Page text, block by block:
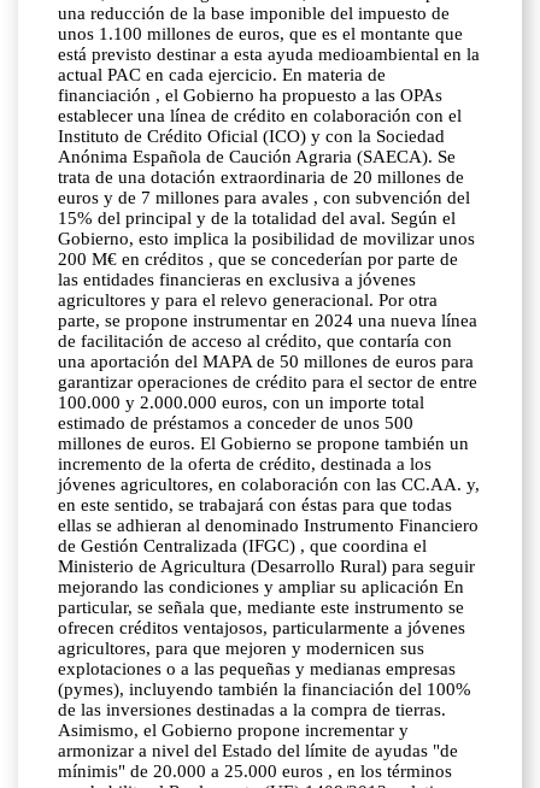
una reducción de la base imponible del impuesto de
unos 1.100 millones de euros, que es el montante que
está previsto destinar a esta ayuda medioambiental en la
actual PAC en cada ejercicio. En materia de
financiación , el Gobierno ha propuesto a las OPAs
establecer una línea de crédito en colaboración con el
Instituto de Crédito Oficial (ICO) y con la Sociedad
Anónima Española de Caución Agraria (SAECA). Se
trata de una dotación extraordinaria de 20 millones de
euros y de 7 millones para avales , con subvención del
15% del principal y de la totalidad del aval. Según el
Gobierno, esto implica la posibilidad de movilizar unos
200 M€ en créditos , que se concederían por parte de
las entidades financieras en exclusiva a jóvenes
agricultores y para el relevo generacional. Por otra
parte, se propone instrumentar en 2024 una nueva línea
de facilitación de acceso al crédito, que contaría con
una aportación del MAPA de 50 millones de euros para
garantizar operaciones de crédito para el sector de entre
100.000 y 2.000.000 euros, con un importe total
estimado de préstamos a conceder de unos 500
millones de euros. El Gobierno se propone también un
incremento de la oferta de crédito, destinada a los
jóvenes agricultores, en colaboración con las CC.AA. y,
en este sentido, se trabajará con éstas para que todas
ellas se adhieran al denominado Instrumento Financiero
de Gestión Centralizada (IFGC) , que coordina el
Ministerio de Agricultura (Desarrollo Rural) para seguir
mejorando las condiciones y ampliar su aplicación En
particular, se señala que, mediante este instrumento se
ofrecen créditos ventajosos, particularmente a jóvenes
agricultores, para que mejoren y modernicen sus
explotaciones o a las pequeñas y medianas empresas
(pymes), incluyendo también la financiación del 100%
de las inversiones destinadas a la compra de tierras.
Asimismo, el Gobierno propone incrementar y
armonizar a nivel del Estado del límite de ayudas "de
mínimis" de 20.000 a 25.000 euros , en los términos